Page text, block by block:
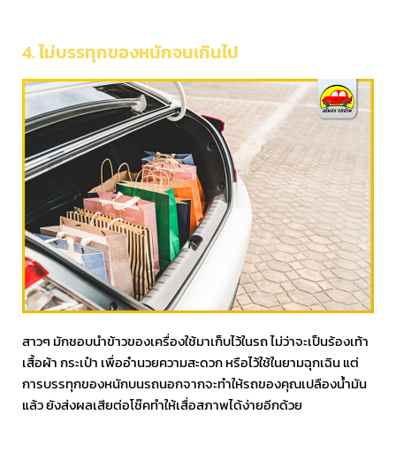
4. ไม่บรรทุกของหนักจนเกินไป
สาวๆ มักชอบนำข้าวของเครื่องใช้มาเก็บไว้ในรถ ไม่ว่าจะเป็นร้องเท้า
เสื้อผ้า กระเป๋า เพื่ออำนวยความสะดวก หรือไว้ใช้ในยามฉุกเฉิน แต่
การบรรทุกของหนักบนรถนอกจากจะทำให้รถของคุณเปลืองน้ำมัน
แล้ว ยังส่งผลเสียต่อโช๊คทำให้เสื่อสภาพได้ง่ายอีกด้วย